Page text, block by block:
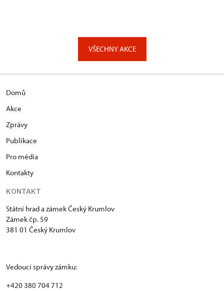
VŠECHNY AKCE
Domů
Akce
Zprávy
Publikace
Pro média
Kontakty
KONTAKT
Státní hrad a zámek Český Krumlov
Zámek čp. 59
381 01 Český Krumlov
Vedoucí správy zámku:
+420 380 704 712